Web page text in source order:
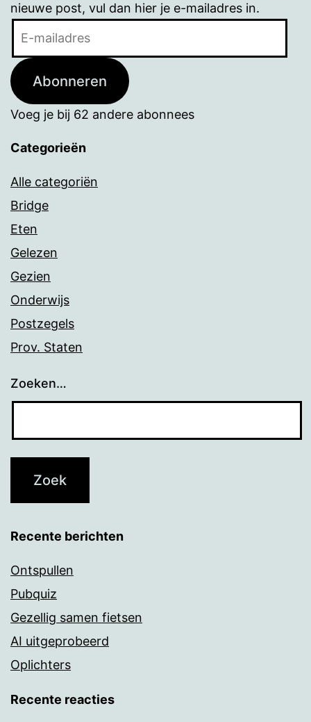
nieuwe post, vul dan hier je e-mailadres in.
Abonneren
Voeg je bij 62 andere abonnees
Categorieën
Alle categoriën
Bridge
Eten
Gelezen
Gezien
Onderwijs
Postzegels
Prov. Staten
Zoeken…
Recente berichten
Ontspullen
Pubquiz
Gezellig samen fietsen
AI uitgeprobeerd
Oplichters
Recente reacties